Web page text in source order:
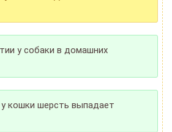
у собаки в домашних
кошки шерсть выпадает